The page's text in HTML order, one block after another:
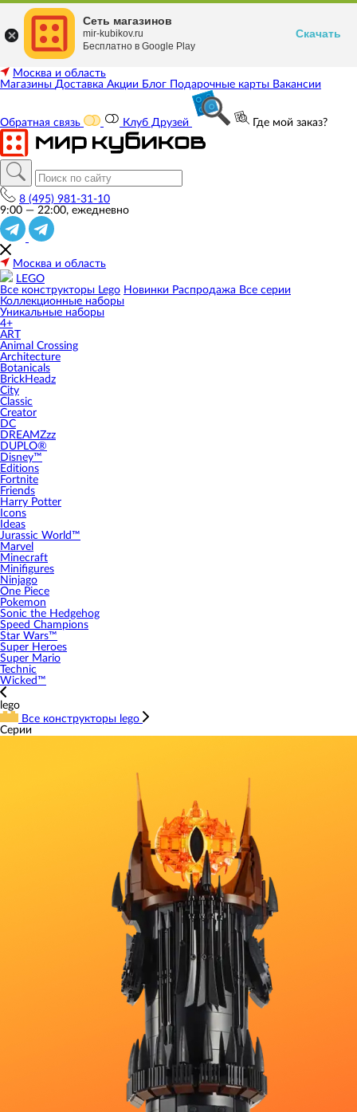
Москва и область
Магазины Доставка Акции Блог Подарочные карты Вакансии
Обратная связь Клуб Друзей Где мой заказ?
8 (495) 981-31-10
9:00 — 22:00, ежедневно
Москва и область
LEGO
Все конструкторы Lego Новинки Распродажа Все серии
Коллекционные наборы
Уникальные наборы
4+
ART
Animal Crossing
Architecture
Botanicals
BrickHeadz
City
Classic
Creator
DC
DREAMZzz
DUPLO®
Disney™
Editions
Fortnite
Friends
Harry Potter
Icons
Ideas
Jurassic World™
Marvel
Minecraft
Minifigures
Ninjago
One Piece
Pokemon
Sonic the Hedgehog
Speed Champions
Star Wars™
Super Heroes
Super Mario
Technic
Wicked™
lego
Все конструкторы lego
Серии
Сеть магазинов
mir-kubikov.ru
Бесплатно в Google Play
Скачать